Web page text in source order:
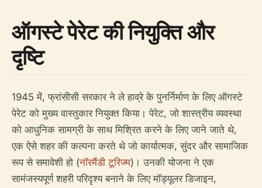
ऑगस्टे पेरेट की नियुक्ति और
दृष्टि
1945 में, फ्रांसीसी सरकार ने ले हाव्रे के पुनर्निर्माण के लिए ऑगस्टे
पेरेट को मुख्य वास्तुकार नियुक्त किया। पेरेट, जो शास्त्रीय व्यवस्था
को आधुनिक सामग्री के साथ मिश्रित करने के लिए जाने जाते थे,
एक ऐसे शहर की कल्पना करते थे जो कार्यात्मक, सुंदर और सामाजिक
रूप से समावेशी हो (नॉरमैंडी टूरिज्म)। उनकी योजना ने एक
सामंजस्यपूर्ण शहरी परिदृश्य बनाने के लिए मॉड्यूलर डिजाइन,